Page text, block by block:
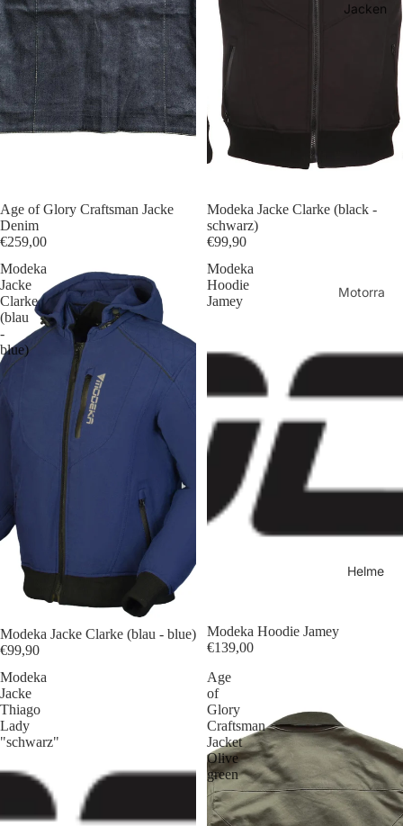
Jacken
Motorra
ken
cken
ken
Herren
Freizeitja
cken
Freizeitj
Helme
Age of Glory Craftsman Jacke
Denim
€259,00
Modeka Jacke Clarke (black -
schwarz)
€99,90
Modeka
Jacke
Clarke
(blau
-
blue)
Modeka Jacke Clarke (blau - blue)
€99,90
Modeka
Hoodie
Jamey
Modeka Hoodie Jamey
€139,00
Modeka
Jacke
Thiago
Lady
"schwarz"
Age
of
Glory
Craftsman
Jacket
Olive
green